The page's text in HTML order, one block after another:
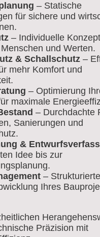
– Statische
für sichere und
– Individuelle
und Werten.
& Schallschutz –
mehr Komfort und
– Optimierung
maximale
– Durchdachte
Sanierungen und
&
Idee bis zur
–
Ihres
Präzision mit